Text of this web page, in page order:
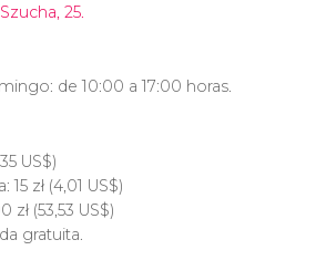
25.
de 10:00 a 17:00 horas.
US$)
15 zł(4,01 US$)
zł(53,53 US$)
gratuita.